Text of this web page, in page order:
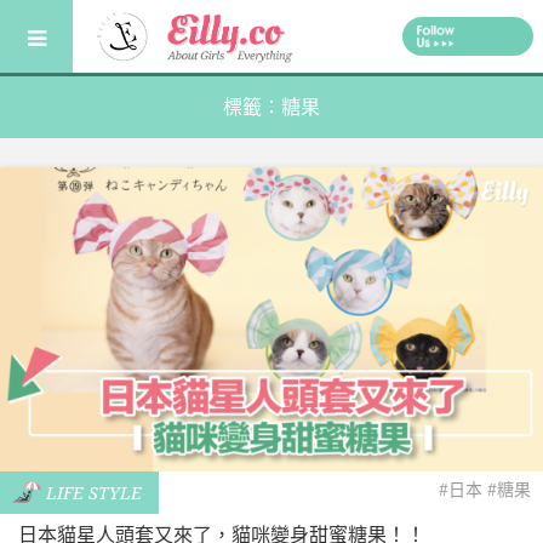
content
標籤：糖果
LIFE STYLE #日本 #糖果
日本貓星人頭套又來了，貓咪變身甜蜜糖果！！